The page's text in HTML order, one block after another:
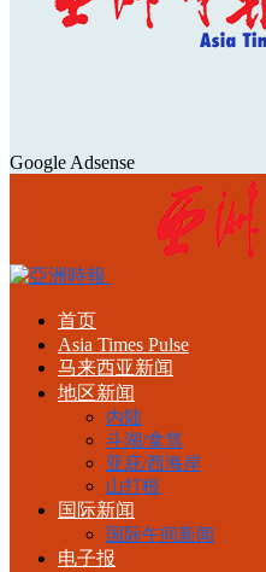
Google Adsense
首页
Asia Times Pulse
马来西亚新闻
地区新闻
内陆
斗湖/拿笃
亚庇/西海岸
山打根
国际新闻
国际午间新闻
电子报